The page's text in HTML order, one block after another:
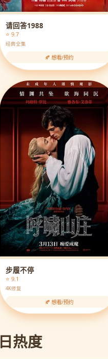
请回答1988
⭐ 9.7
经典全集
🍂 想看/预约
步履不停
⭐ 9.1
4K修复
🍂 想看/预约
热度